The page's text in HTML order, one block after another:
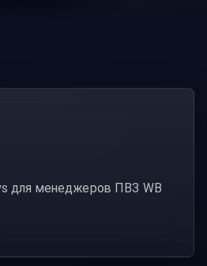
для менеджеров ПВЗ WB